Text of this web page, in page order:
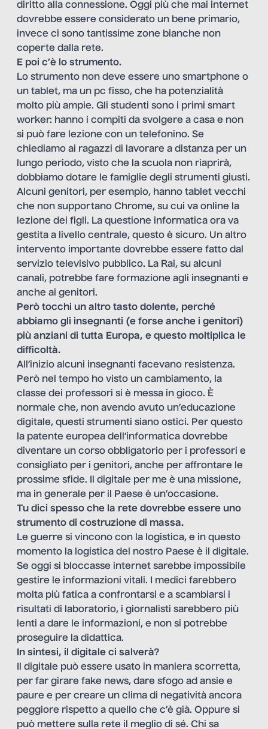
diritto alla connessione. Oggi più che mai internet
dovrebbe essere considerato un bene primario,
invece ci sono tantissime zone bianche non
coperte dalla rete.
E poi c’è lo strumento.
Lo strumento non deve essere uno smartphone o
un tablet, ma un pc fisso, che ha potenzialità
molto più ampie. Gli studenti sono i primi smart
worker: hanno i compiti da svolgere a casa e non
si può fare lezione con un telefonino. Se
chiediamo ai ragazzi di lavorare a distanza per un
lungo periodo, visto che la scuola non riaprirà,
dobbiamo dotare le famiglie degli strumenti giusti.
Alcuni genitori, per esempio, hanno tablet vecchi
che non supportano Chrome, su cui va online la
lezione dei figli. La questione informatica ora va
gestita a livello centrale, questo è sicuro. Un altro
intervento importante dovrebbe essere fatto dal
servizio televisivo pubblico. La Rai, su alcuni
canali, potrebbe fare formazione agli insegnanti e
anche ai genitori.
Però tocchi un altro tasto dolente, perché
abbiamo gli insegnanti (e forse anche i genitori)
più anziani di tutta Europa, e questo moltiplica le
difficoltà.
All’inizio alcuni insegnanti facevano resistenza.
Però nel tempo ho visto un cambiamento, la
classe dei professori si è messa in gioco. È
normale che, non avendo avuto un’educazione
digitale, questi strumenti siano ostici. Per questo
la patente europea dell’informatica dovrebbe
diventare un corso obbligatorio per i professori e
consigliato per i genitori, anche per affrontare le
prossime sfide. Il digitale per me è una missione,
ma in generale per il Paese è un’occasione.
Tu dici spesso che la rete dovrebbe essere uno
strumento di costruzione di massa.
Le guerre si vincono con la logistica, e in questo
momento la logistica del nostro Paese è il digitale.
Se oggi si bloccasse internet sarebbe impossibile
gestire le informazioni vitali. I medici farebbero
molta più fatica a confrontarsi e a scambiarsi i
risultati di laboratorio, i giornalisti sarebbero più
lenti a dare le informazioni, e non si potrebbe
proseguire la didattica.
In sintesi, il digitale ci salverà?
Il digitale può essere usato in maniera scorretta,
per far girare fake news, dare sfogo ad ansie e
paure e per creare un clima di negatività ancora
peggiore rispetto a quello che c’è già. Oppure si
può mettere sulla rete il meglio di sé. Chi sa